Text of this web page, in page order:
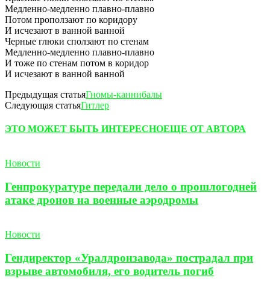
Медленно-медленно плавно-плавно
Потом проползают по коридору
И исчезают в ванной ванной
Черные глюки сползают по стенам
Медленно-медленно плавно-плавно
И тоже по стенам потом в коридор
И исчезают в ванной ванной
Предыдущая статьяГномы-каннибалы
Следующая статьяГитлер
ЭТО МОЖЕТ БЫТЬ ИНТЕРЕСНОЕЩЕ ОТ АВТОРА
Новости
Генпрокуратуре передали дело о прошлогодней
атаке дронов на военные аэродромы
Новости
Гендиректор «Уралдронзавода» пострадал при
взрыве автомобиля, его водитель погиб